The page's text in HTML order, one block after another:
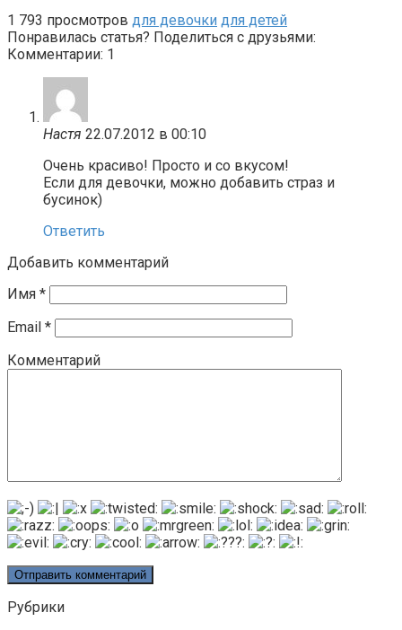
1 793 просмотров для девочки для детей
Понравилась статья? Поделиться с друзьями:
Комментарии: 1
Настя 22.07.2012 в 00:10
Очень красиво! Просто и со вкусом!
Если для девочки, можно добавить страз и
бусинок)
Ответить
Добавить комментарий
Имя *
Email *
Комментарий
Рубрики